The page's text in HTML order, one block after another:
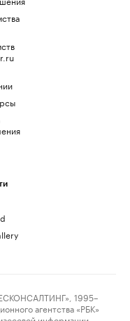
1995–
агентства «РБК»